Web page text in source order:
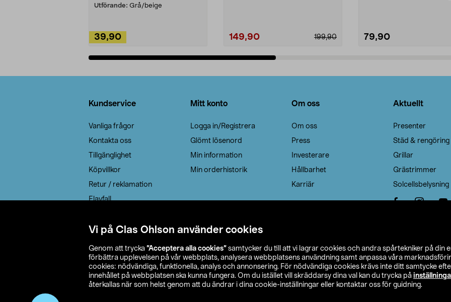
Vi på Clas Ohlson använder cookies
Genom att trycka ”Acceptera alla cookies” samtycker du till att vi lagrar cookies och andra spårtekniker på din
förbättra upplevelsen på vår webbplats, analysera webbplatsens användning samt anpassa våra
cookies: nödvändiga, funktionella, analys och annonsering. För nödvändiga cookies krävs inte ditt samtycke
innehållet på webbplatsen ska kunna fungera. Om du istället vill skräddarsy dina val kan du trycka på
återkallas när som helst genom att du ändrar i dina cookie-inställningar eller kontaktar oss för guidning.
Utförande: Grå/beige
39,90 199,90
149,90 79,90
Kundservice
Vanliga frågor
Kontakta oss
Tillgänglighet
Köpvillkor
Retur / reklamation
Elavfall
Leveransalternativ
Mitt konto
Logga in/Registrera
Glömt lösenord
Min information
Min orderhistorik
Om oss
Om oss
Press
Investerare
Hållbarhet
Karriär
Aktuellt
Presenter
Städ & rengöring
Grillar
Grästrimmer
Solcellsbelysning